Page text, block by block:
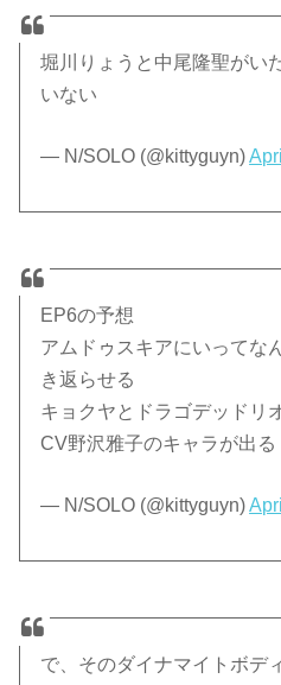
堀川りょうと中尾隆聖がい
いない
— N/SOLO (@kittyguyn)
EP6の予想
アムドゥスキアにいってな
き返らせる
キョクヤとドラゴデッドリ
CV野沢雅子のキャラが出る
— N/SOLO (@kittyguyn)
で、そのダイナマイトボデ